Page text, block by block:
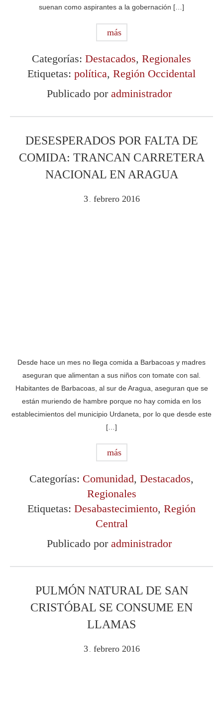
suenan como aspirantes a la gobernación […]
más
Categorías: Destacados, Regionales
Etiquetas: política, Región Occidental
Publicado por administrador
DESESPERADOS POR FALTA DE
COMIDA: TRANCAN CARRETERA
NACIONAL EN ARAGUA
3 . febrero 2016
Desde hace un mes no llega comida a Barbacoas y madres
aseguran que alimentan a sus niños con tomate con sal.
Habitantes de Barbacoas, al sur de Aragua, aseguran que se
están muriendo de hambre porque no hay comida en los
establecimientos del municipio Urdaneta, por lo que desde este
[…]
más
Categorías: Comunidad, Destacados,
Regionales
Etiquetas: Desabastecimiento, Región
Central
Publicado por administrador
PULMÓN NATURAL DE SAN
CRISTÓBAL SE CONSUME EN
LLAMAS
3 . febrero 2016